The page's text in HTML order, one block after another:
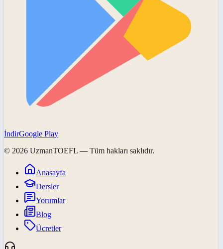
İndirGoogle Play
© 2026 UzmanTOEFL — Tüm hakları saklıdır.
Anasayfa
Dersler
Yorumlar
Blog
Ücretler